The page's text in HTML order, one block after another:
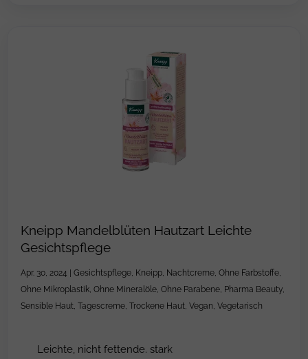
Kneipp Mandelblüten Hautzart Leichte
Gesichtspflege
Apr. 30, 2024 | Gesichtspflege, Kneipp, Nachtcreme, Ohne Farbstoffe,
Ohne Mikroplastik, Ohne Mineralöle, Ohne Parabene, Pharma Beauty,
Sensible Haut, Tagescreme, Trockene Haut, Vegan, Vegetarisch
Leichte, nicht fettende. stark